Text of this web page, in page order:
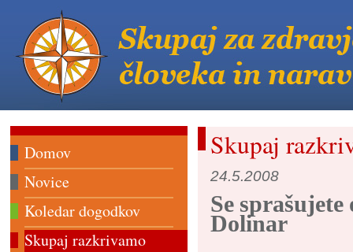
Skupaj
24.5.2008
Se
Dolinar
Domov
Novice
Koledar dogodkov
Skupaj razkrivamo